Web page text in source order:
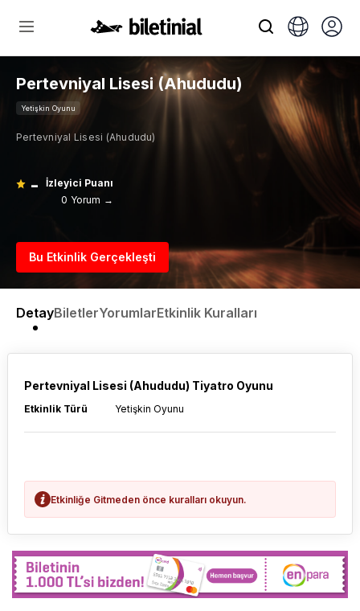
Pertevniyal Lisesi (Ahududu)
Yetişkin Oyunu
Pertevniyal Lisesi (Ahududu)
-
İzleyici Puanı
0 Yorum →
Bu Etkinlik Gerçekleşti
DetayBiletlerYorumlarEtkinlik Kuralları
Pertevniyal Lisesi (Ahududu) Tiyatro Oyunu
Etkinlik Türü Yetişkin Oyunu
Etkinliğe Gitmeden önce kuralları okuyun.